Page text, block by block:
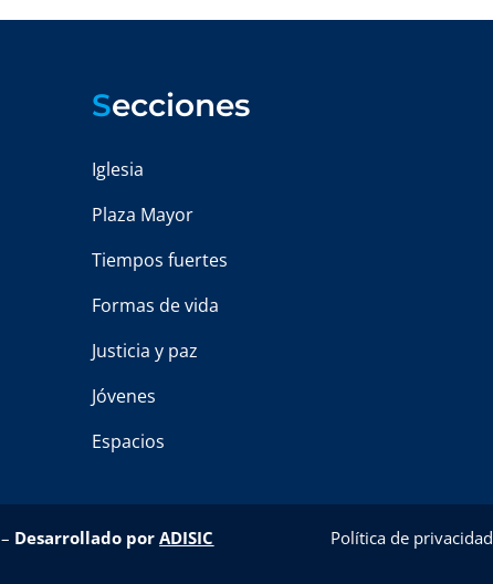
Secciones
Iglesia
Plaza Mayor
Tiempos fuertes
Formas de vida
Justicia y paz
Jóvenes
Espacios
– Desarrollado porADISIC Política de privacidad